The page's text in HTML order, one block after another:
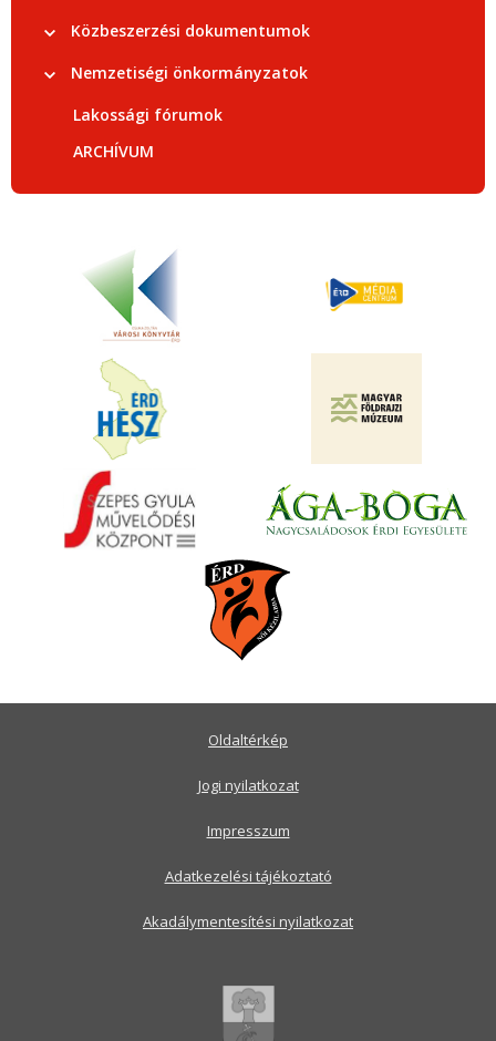
Közbeszerzési dokumentumok
Nemzetiségi önkormányzatok
Lakossági fórumok
ARCHÍVUM
Oldaltérkép
Jogi nyilatkozat
Impresszum
Adatkezelési tájékoztató
Akadálymentesítési nyilatkozat